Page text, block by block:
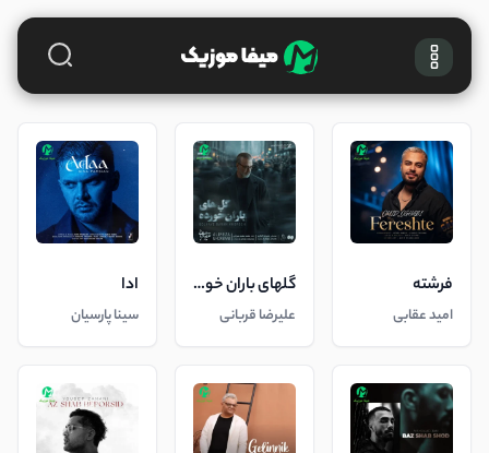
فرشته
امید عقابی
گلهای باران خورده
علیرضا قربانی
ادا
سینا پارسیان